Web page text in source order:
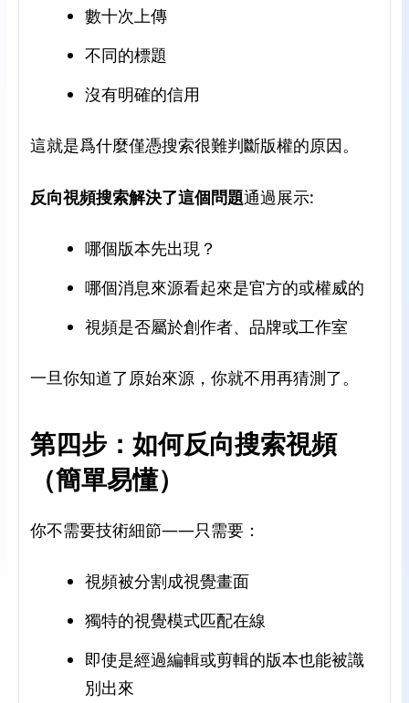
數十次上傳
不同的標題
沒有明確的信用
這就是爲什麼僅憑搜索很難判斷版權的原因。
反向視頻搜索解決了這個問題通過展示:
哪個版本先出現？
哪個消息來源看起來是官方的或權威的
視頻是否屬於創作者、品牌或工作室
一旦你知道了原始來源，你就不用再猜測了。
第四步：如何反向搜索視頻
（簡單易懂）
你不需要技術細節——只需要：
視頻被分割成視覺畫面
獨特的視覺模式匹配在線
即使是經過編輯或剪輯的版本也能被識
別出來